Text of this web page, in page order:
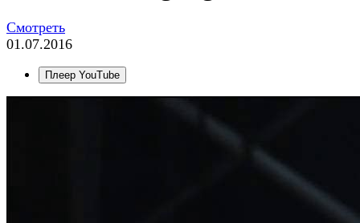
Смотреть
01.07.2016
Плеер YouTube